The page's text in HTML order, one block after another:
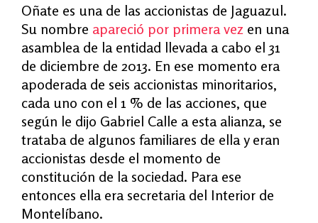
Oñate es una de las accionistas de Jaguazul.
Su nombre apareció por primera vez en una
asamblea de la entidad llevada a cabo el 31
de diciembre de 2013. En ese momento era
apoderada de seis accionistas minoritarios,
cada uno con el 1 % de las acciones, que
según le dijo Gabriel Calle a esta alianza, se
trataba de algunos familiares de ella y eran
accionistas desde el momento de
constitución de la sociedad. Para ese
entonces ella era secretaria del Interior de
Montelíbano.